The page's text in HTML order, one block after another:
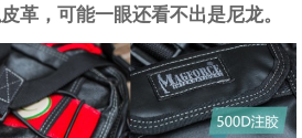
革，可能一眼还看不出是尼龙。